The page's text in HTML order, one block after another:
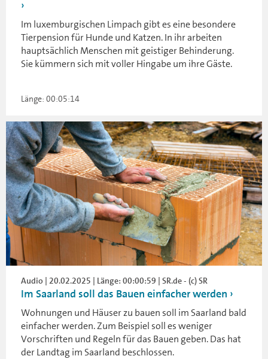
Im luxemburgischen Limpach gibt es eine besondere
Tierpension für Hunde und Katzen. In ihr arbeiten
hauptsächlich Menschen mit geistiger Behinderung.
Sie kümmern sich mit voller Hingabe um ihre Gäste.
Länge: 00:05:14
Audio | 20.02.2025 | Länge: 00:00:59 | SR.de - (c) SR
Im Saarland soll das Bauen einfacher werden
Wohnungen und Häuser zu bauen soll im Saarland bald
einfacher werden. Zum Beispiel soll es weniger
Vorschriften und Regeln für das Bauen geben. Das hat
der Landtag im Saarland beschlossen.